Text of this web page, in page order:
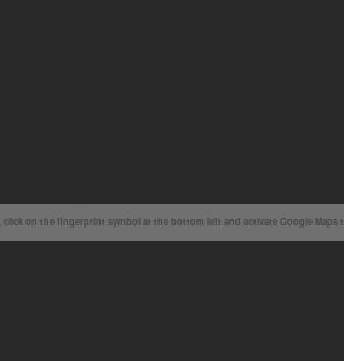
on the fingerprint symbol at the bottom left and activate Google Maps